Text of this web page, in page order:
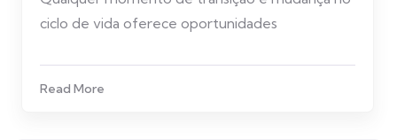
ciclo de vida oferece oportunidades
Read More